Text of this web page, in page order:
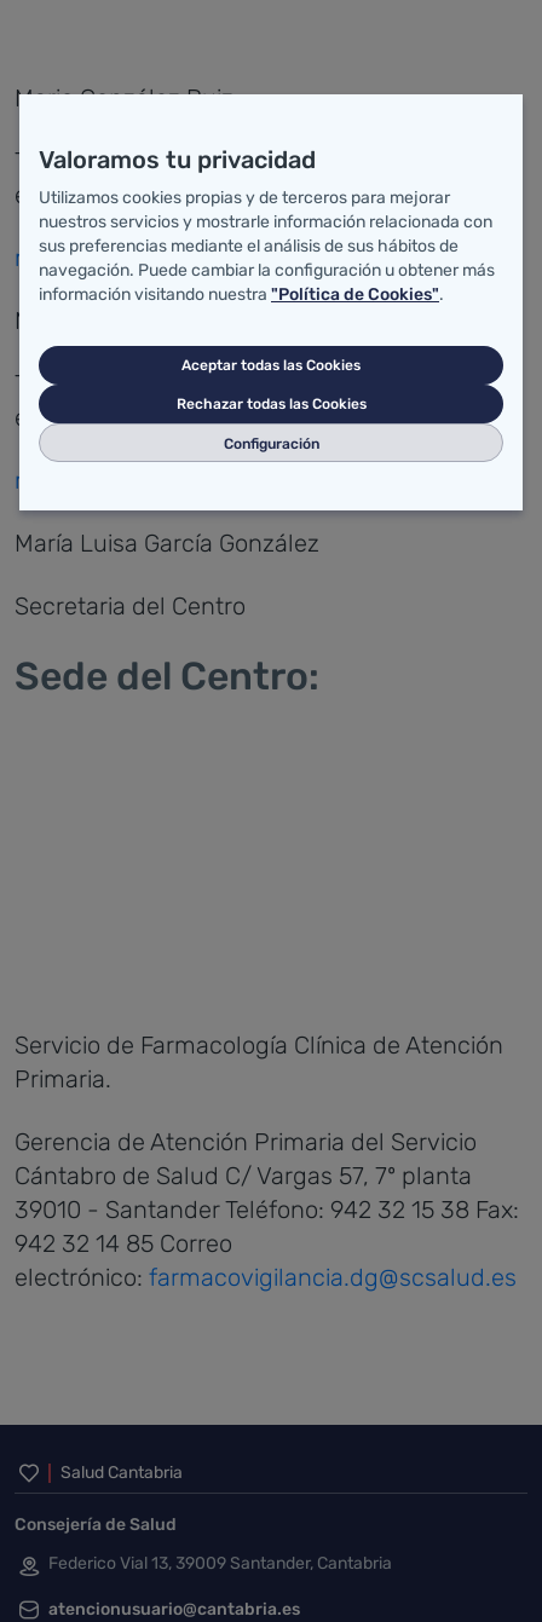
Mario González Ruiz
Técnico en farmacovigilancia Médico
especialista en farmacología clínica.
mario.gonzalez@scsalud.es
María Cinta Almenara Miramón
Técnico en farmacovigilancia Médico
especialista en farmacología clínica.
mcinta.almenara@scsalud.es
María Luisa García González
Secretaria del Centro
Sede del Centro:
Servicio de Farmacología Clínica de Atención
Primaria.
Gerencia de Atención Primaria del Servicio
Cántabro de Salud C/ Vargas 57, 7º planta
39010 - SantanderTeléfono: 942 32 15 38 Fax:
942 32 14 85 Correo
electrónico: farmacovigilancia.dg@scsalud.es
Inicio del pie de página
Salud Cantabria
Consejería de Salud
Federico Vial 13, 39009 Santander, Cantabria
atencionusuario@cantabria.es
Valoramos tu privacidad
Utilizamos cookies propias y de terceros para mejorar
nuestros servicios y mostrarle información relacionada con
sus preferencias mediante el análisis de sus hábitos de
navegación. Puede cambiar la configuración u obtener más
información visitando nuestra "Política de Cookies".
Aceptar todas las Cookies
Rechazar todas las Cookies
Configuración